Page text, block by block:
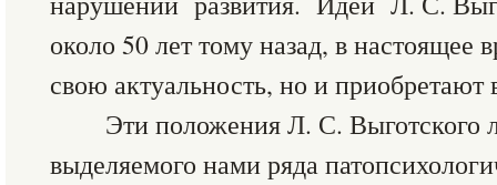
около 50 лет тому назад, в настоящее
свою актуальность, но и приобретают
Эти положения Л. С. Выготского
выделяемого нами ряда